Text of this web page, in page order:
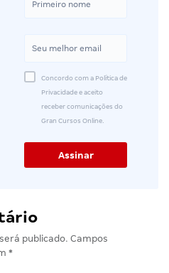
Concordo com a Política de
Privacidade e aceito
receber comunicações do
Gran Cursos Online.
publicado. Campos
*